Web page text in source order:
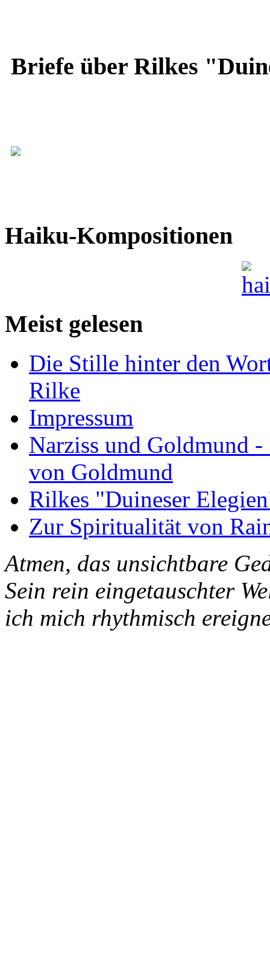
Briefe über Rilkes
Haiku-Kompositionen
Meist gelesen
Die Stille hinter den
Rilke
Impressum
Narziss und Goldmund
von Goldmund
Rilkes "Duineser
Zur Spiritualität von
Atmen, das unsichtbare
Sein rein eingetauschter
ich mich rhythmisch